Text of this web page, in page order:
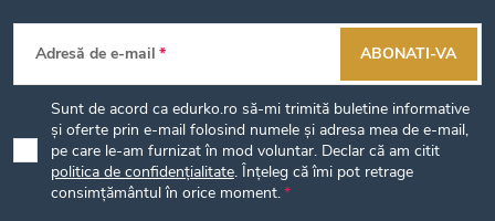
S
u
b
Adresă de e-mail
Sunt de acord ca edurko.ro să-mi trimită buletine informative
și oferte prin e-mail folosind numele și adresa mea de e-mail,
pe care le-am furnizat în mod voluntar. Declar că am citit
politica de confidențialitate. Înțeleg că îmi pot retrage
consimțământul în orice moment.
ABONATI-VA